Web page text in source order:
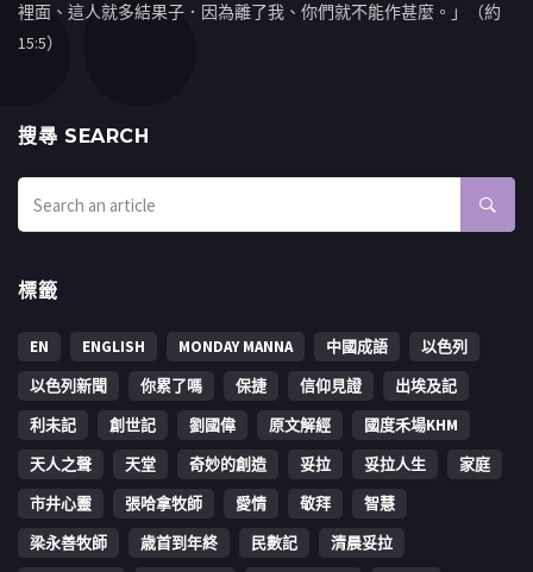
裡面、這人就多結果子．因為離了我、你們就不能作甚麼。」（約
15:5）
搜㝷 SEARCH
標籤
EN ENGLISH MONDAY MANNA 中國成語
以色列
以色列新聞
你累了嗎 保捷 信仰見證
出埃及記
利未記
創世記 劉國偉 原文解經
國度禾場KHM
天人之聲
天堂 奇妙的創造 妥拉 妥拉人生
家庭
市井心靈
張哈拿牧師 愛情 敬拜
智慧
梁永善牧師
歳首到年終 民數記 清晨妥拉